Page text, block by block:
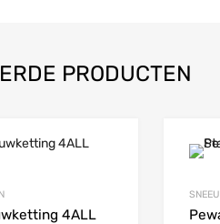
PRODUCTEN
Add to Wishlist
Add to
4ALL